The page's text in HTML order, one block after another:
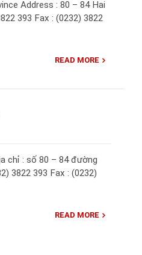
Address : 80 – 84 Hai
393 Fax : (0232) 3822
READ MORE
chỉ : số 80 – 84 đường
3822 393 Fax : (0232)
READ MORE